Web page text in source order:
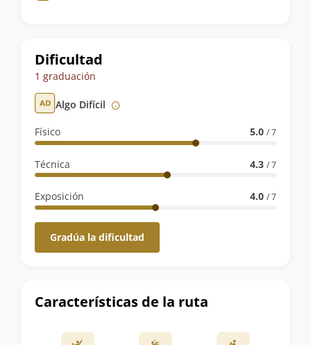
de
ruta
Dificultad
1 graduación
Algo Difícil
Físico 5.0 / 7
Técnica 4.3 / 7
Exposición 4.0 / 7
Gradúa la dificultad
Características de la ruta